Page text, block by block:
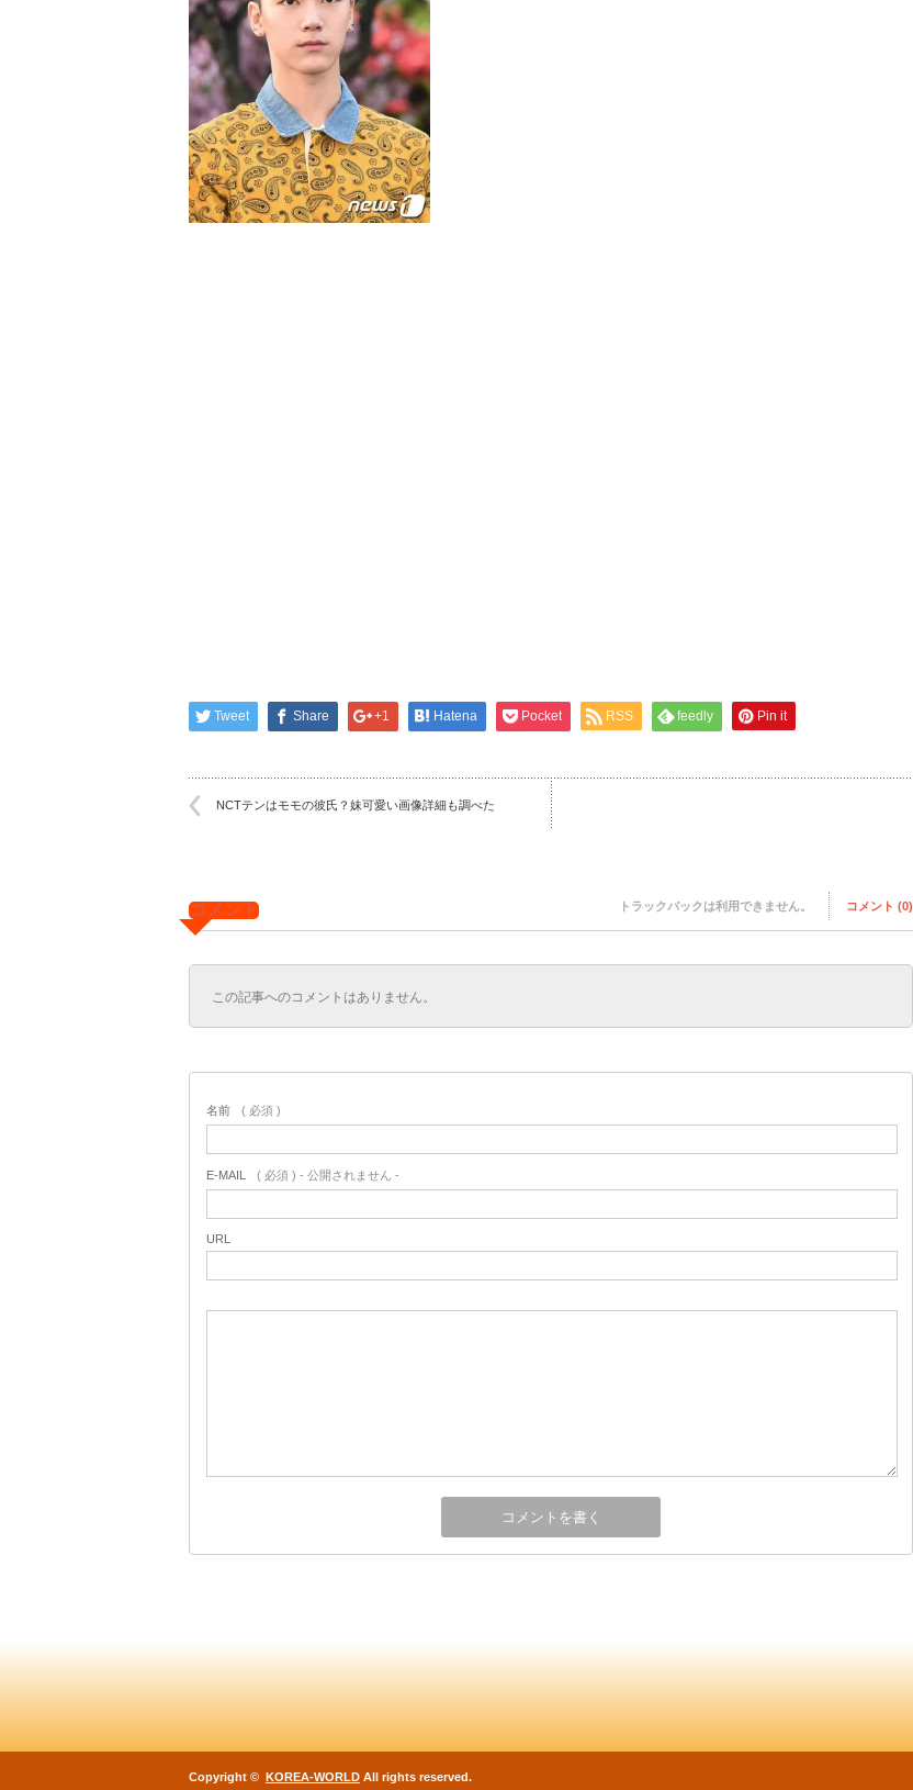
Tweet Share +1 Hatena Pocket RSS feedly Pin it
NCTテンはモモの彼氏？妹可愛い画像詳細も調べた
コメント トラックバックは利用できません。 コメント (0)
この記事へのコメントはありません。
名前 ( 必須 )
E-MAIL ( 必須 ) - 公開されません -
URL
Copyright © KOREA-WORLD All rights reserved.